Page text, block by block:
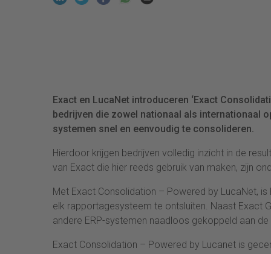
Exact en LucaNet introduceren ‘Exact
bedrijven die zowel nationaal als internationaal
systemen snel en eenvoudig te consolideren.
Hierdoor krijgen bedrijven volledig inzicht in de
van Exact die hier reeds gebruik van maken, zijn
Met Exact Consolidation – Powered by LucaNet,
elk rapportagesysteem te ontsluiten. Naast Exact
andere ERP-systemen naadloos gekoppeld aan
Exact Consolidation – Powered by Lucanet is